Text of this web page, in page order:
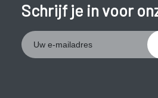
Schrijf je in voor